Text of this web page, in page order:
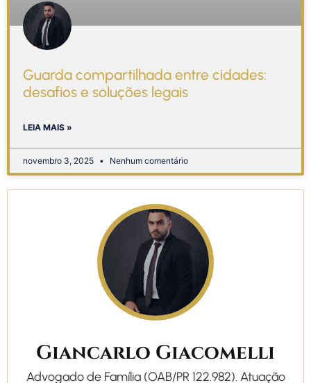
Guarda compartilhada entre cidades:
desafios e soluções legais
LEIA MAIS »
novembro 3, 2025 Nenhum comentário
Giancarlo Giacomelli
Advogado de Família (OAB/PR 122.982). Atuação